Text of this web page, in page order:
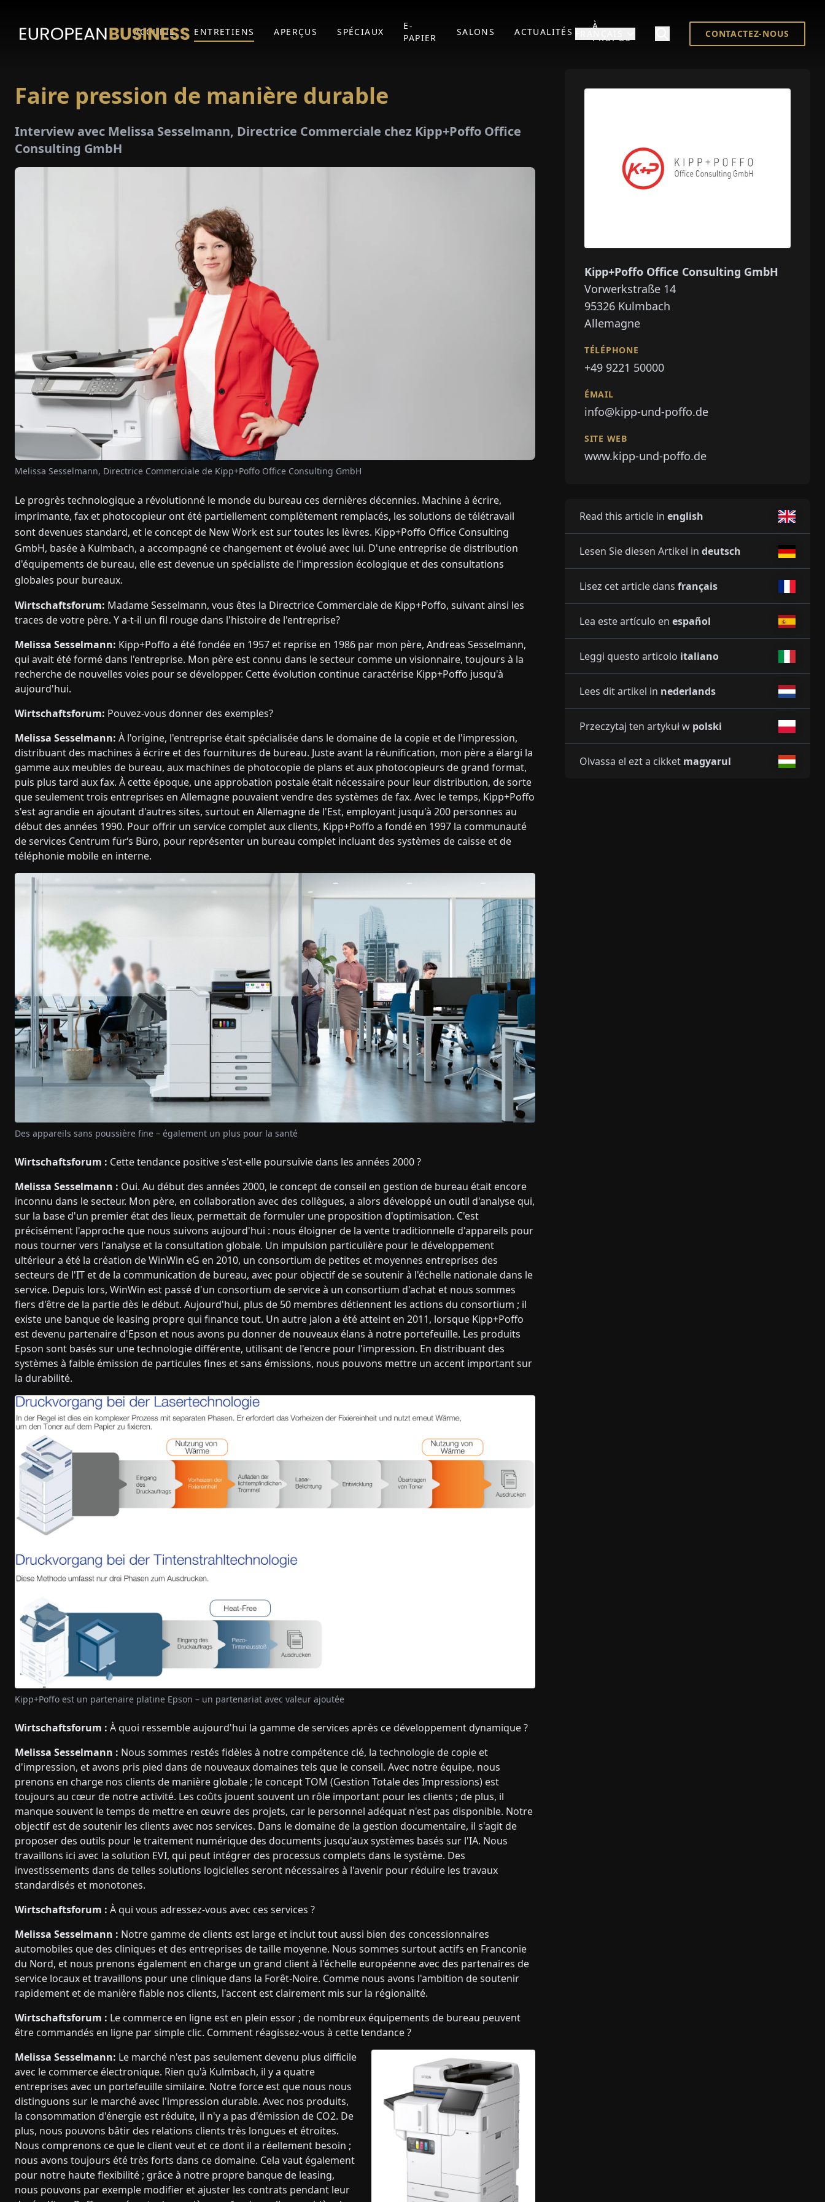
ACCUEIL ENTRETIENS APERÇUS SPÉCIAUX
E-
PAPIER
SALONS ACTUALITÉS
À
PROPOS
CONTACTEZ-NOUS
Faire pression de manière durable
Interview avec Melissa Sesselmann, Directrice Commerciale chez Kipp+Poffo Office
Consulting GmbH
Melissa Sesselmann, Directrice Commerciale de Kipp+Poffo Office Consulting GmbH
Le progrès technologique a révolutionné le monde du bureau ces dernières décennies. Machine à écrire,
imprimante, fax et photocopieur ont été partiellement complètement remplacés, les solutions de télétravail
sont devenues standard, et le concept de New Work est sur toutes les lèvres. Kipp+Poffo Office Consulting
GmbH, basée à Kulmbach, a accompagné ce changement et évolué avec lui. D'une entreprise de distribution
d'équipements de bureau, elle est devenue un spécialiste de l'impression écologique et des consultations
globales pour bureaux.
Wirtschaftsforum: Madame Sesselmann, vous êtes la Directrice Commerciale de Kipp+Poffo, suivant ainsi les
traces de votre père. Y a-t-il un fil rouge dans l'histoire de l'entreprise?
Melissa Sesselmann: Kipp+Poffo a été fondée en 1957 et reprise en 1986 par mon père, Andreas Sesselmann,
qui avait été formé dans l'entreprise. Mon père est connu dans le secteur comme un visionnaire, toujours à la
recherche de nouvelles voies pour se développer. Cette évolution continue caractérise Kipp+Poffo jusqu'à
aujourd'hui.
Wirtschaftsforum: Pouvez-vous donner des exemples?
Melissa Sesselmann: À l'origine, l'entreprise était spécialisée dans le domaine de la copie et de l'impression,
distribuant des machines à écrire et des fournitures de bureau. Juste avant la réunification, mon père a élargi la
gamme aux meubles de bureau, aux machines de photocopie de plans et aux photocopieurs de grand format,
puis plus tard aux fax. À cette époque, une approbation postale était nécessaire pour leur distribution, de sorte
que seulement trois entreprises en Allemagne pouvaient vendre des systèmes de fax. Avec le temps, Kipp+Poffo
s'est agrandie en ajoutant d'autres sites, surtout en Allemagne de l'Est, employant jusqu'à 200 personnes au
début des années 1990. Pour offrir un service complet aux clients, Kipp+Poffo a fondé en 1997 la communauté
de services Centrum für‘s Büro, pour représenter un bureau complet incluant des systèmes de caisse et de
téléphonie mobile en interne.
Des appareils sans poussière fine – également un plus pour la santé
Wirtschaftsforum : Cette tendance positive s'est-elle poursuivie dans les années 2000 ?
Melissa Sesselmann : Oui. Au début des années 2000, le concept de conseil en gestion de bureau était encore
inconnu dans le secteur. Mon père, en collaboration avec des collègues, a alors développé un outil d'analyse qui,
sur la base d'un premier état des lieux, permettait de formuler une proposition d'optimisation. C'est
précisément l'approche que nous suivons aujourd'hui : nous éloigner de la vente traditionnelle d'appareils pour
nous tourner vers l'analyse et la consultation globale. Un impulsion particulière pour le développement
ultérieur a été la création de WinWin eG en 2010, un consortium de petites et moyennes entreprises des
secteurs de l'IT et de la communication de bureau, avec pour objectif de se soutenir à l'échelle nationale dans le
service. Depuis lors, WinWin est passé d'un consortium de service à un consortium d'achat et nous sommes
fiers d'être de la partie dès le début. Aujourd'hui, plus de 50 membres détiennent les actions du consortium ; il
existe une banque de leasing propre qui finance tout. Un autre jalon a été atteint en 2011, lorsque Kipp+Poffo
est devenu partenaire d'Epson et nous avons pu donner de nouveaux élans à notre portefeuille. Les produits
Epson sont basés sur une technologie différente, utilisant de l'encre pour l'impression. En distribuant des
systèmes à faible émission de particules fines et sans émissions, nous pouvons mettre un accent important sur
la durabilité.
Kipp+Poffo est un partenaire platine Epson – un partenariat avec valeur ajoutée
Wirtschaftsforum : À quoi ressemble aujourd'hui la gamme de services après ce développement dynamique ?
Melissa Sesselmann : Nous sommes restés fidèles à notre compétence clé, la technologie de copie et
d'impression, et avons pris pied dans de nouveaux domaines tels que le conseil. Avec notre équipe, nous
prenons en charge nos clients de manière globale ; le concept TOM (Gestion Totale des Impressions) est
toujours au cœur de notre activité. Les coûts jouent souvent un rôle important pour les clients ; de plus, il
manque souvent le temps de mettre en œuvre des projets, car le personnel adéquat n'est pas disponible. Notre
objectif est de soutenir les clients avec nos services. Dans le domaine de la gestion documentaire, il s'agit de
proposer des outils pour le traitement numérique des documents jusqu'aux systèmes basés sur l'IA. Nous
travaillons ici avec la solution EVI, qui peut intégrer des processus complets dans le système. Des
investissements dans de telles solutions logicielles seront nécessaires à l'avenir pour réduire les travaux
standardisés et monotones.
Wirtschaftsforum : À qui vous adressez-vous avec ces services ?
Melissa Sesselmann : Notre gamme de clients est large et inclut tout aussi bien des concessionnaires
automobiles que des cliniques et des entreprises de taille moyenne. Nous sommes surtout actifs en Franconie
du Nord, et nous prenons également en charge un grand client à l'échelle européenne avec des partenaires de
service locaux et travaillons pour une clinique dans la Forêt-Noire. Comme nous avons l'ambition de soutenir
rapidement et de manière fiable nos clients, l'accent est clairement mis sur la régionalité.
Wirtschaftsforum : Le commerce en ligne est en plein essor ; de nombreux équipements de bureau peuvent
être commandés en ligne par simple clic. Comment réagissez-vous à cette tendance ?
Melissa Sesselmann: Le marché n'est pas seulement devenu plus difficile
avec le commerce électronique. Rien qu'à Kulmbach, il y a quatre
entreprises avec un portefeuille similaire. Notre force est que nous nous
distinguons sur le marché avec l'impression durable. Avec nos produits,
la consommation d'énergie est réduite, il n'y a pas d'émission de CO2. De
plus, nous pouvons bâtir des relations clients très longues et étroites.
Nous comprenons ce que le client veut et ce dont il a réellement besoin ;
nous avons toujours été très forts dans ce domaine. Cela vaut également
pour notre haute flexibilité ; grâce à notre propre banque de leasing,
nous pouvons par exemple modifier et ajuster les contrats pendant leur
Kipp+Poffo Office Consulting GmbH
Vorwerkstraße 14
95326 Kulmbach
Allemagne
TÉLÉPHONE
+49 9221 50000
ÉMAIL
info@kipp-und-poffo.de
SITE WEB
www.kipp-und-poffo.de
Read this article in english
Lesen Sie diesen Artikel in deutsch
Lisez cet article dans français
Lea este artículo en español
Leggi questo articolo italiano
Lees dit artikel in nederlands
Przeczytaj ten artykuł w polski
Olvassa el ezt a cikket magyarul